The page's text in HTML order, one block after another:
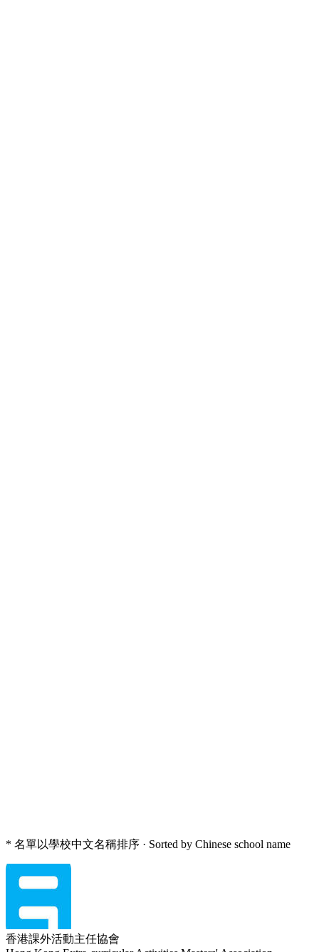
* 名單以學校中文名稱排序 · Sorted by Chinese school name
香港課外活動主任協會